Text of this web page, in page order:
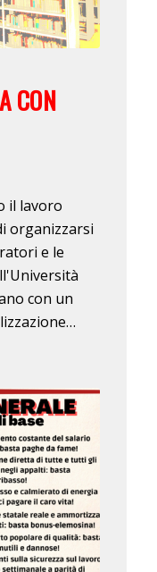
CON
il lavoro
organizzarsi
e le
con un